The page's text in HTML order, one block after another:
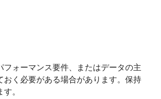
ォーマンス要件、またはデータの主
く必要がある場合があります。保持
。